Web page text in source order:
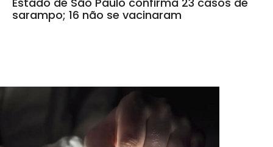
sarampo; 16 não se vacinaram